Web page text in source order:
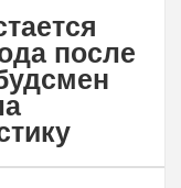
после